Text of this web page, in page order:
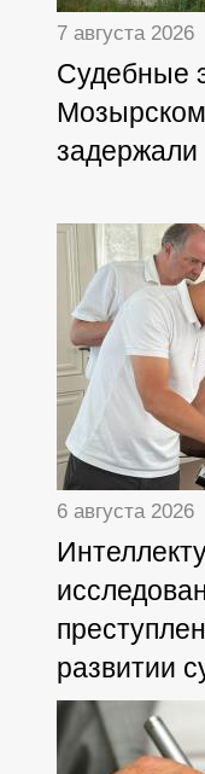
7 августа 2026
Судебные
задержали
6 августа 2026
развитии